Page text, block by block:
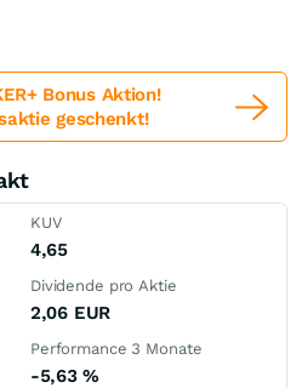
Bonus Aktion!
geschenkt!
KUV
4,65
Dividende pro Aktie
2,06 EUR
Performance 3 Monate
-5,63%